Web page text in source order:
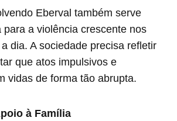
Eberval também serve
para a violência crescente nos
dia. A sociedade precisa refletir
que atos impulsivos e
vidas de forma tão abrupta.
à Família